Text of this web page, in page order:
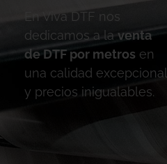
En Viva DTF nos
dedicamos a la venta
de DTF por metros en
una calidad excepcional
y precios inigualables.